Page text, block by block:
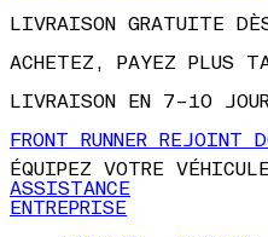
ACHETEZ, PAYEZ PLUS
LIVRAISON EN 7–10
FRONT RUNNER REJOINT
ÉQUIPEZ VOTRE VÉHICULE
ASSISTANCE
ENTREPRISE